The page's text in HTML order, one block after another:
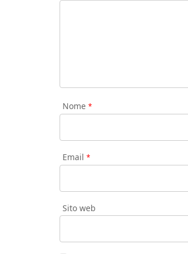
Nome *
Email *
Sito web